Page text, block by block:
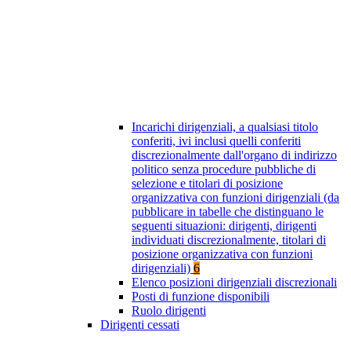
Incarichi dirigenziali, a qualsiasi titolo
conferiti, ivi inclusi quelli conferiti
discrezionalmente dall'organo di indirizzo
politico senza procedure pubbliche di
selezione e titolari di posizione
organizzativa con funzioni dirigenziali (da
pubblicare in tabelle che distinguano le
seguenti situazioni: dirigenti, dirigenti
individuati discrezionalmente, titolari di
posizione organizzativa con funzioni
dirigenziali) 6
Elenco posizioni dirigenziali discrezionali
Posti di funzione disponibili
Ruolo dirigenti
Dirigenti cessati